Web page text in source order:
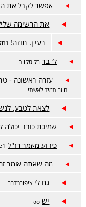
אפשר לקבל את
את הרשימה
רעיון. תודה!
לדבר רק מקווה
עזרה ראשונה -
חוזר תמיד לאשתי
לצאת לטבע,
שמיכת כובד יכולה
כידוע מאמר חז"ל
מה שאתה אומר
גם לי ציפורמדבר
יש oo